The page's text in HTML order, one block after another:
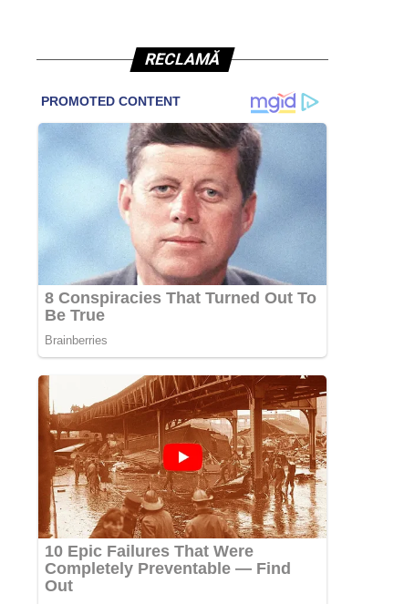
RECLAMĂ